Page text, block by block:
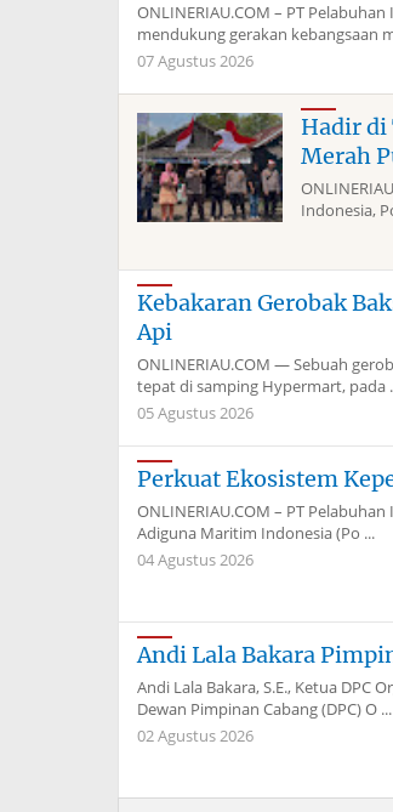
ONLINERIAU.COM – PT
mendukung gerakan kebangsaan
07 Agustus 2026
Hadir di
Merah
Indonesia,
Kebakaran Gerobak
Api
ONLINERIAU.COM — Sebuah
tepat di samping Hypermart, pada
05 Agustus 2026
Perkuat Ekosistem
ONLINERIAU.COM – PT
Adiguna Maritim Indonesia (Po ...
04 Agustus 2026
Andi Lala Bakara
Andi Lala Bakara, S.E., Ketua DPC
Dewan Pimpinan Cabang (DPC) O ...
02 Agustus 2026